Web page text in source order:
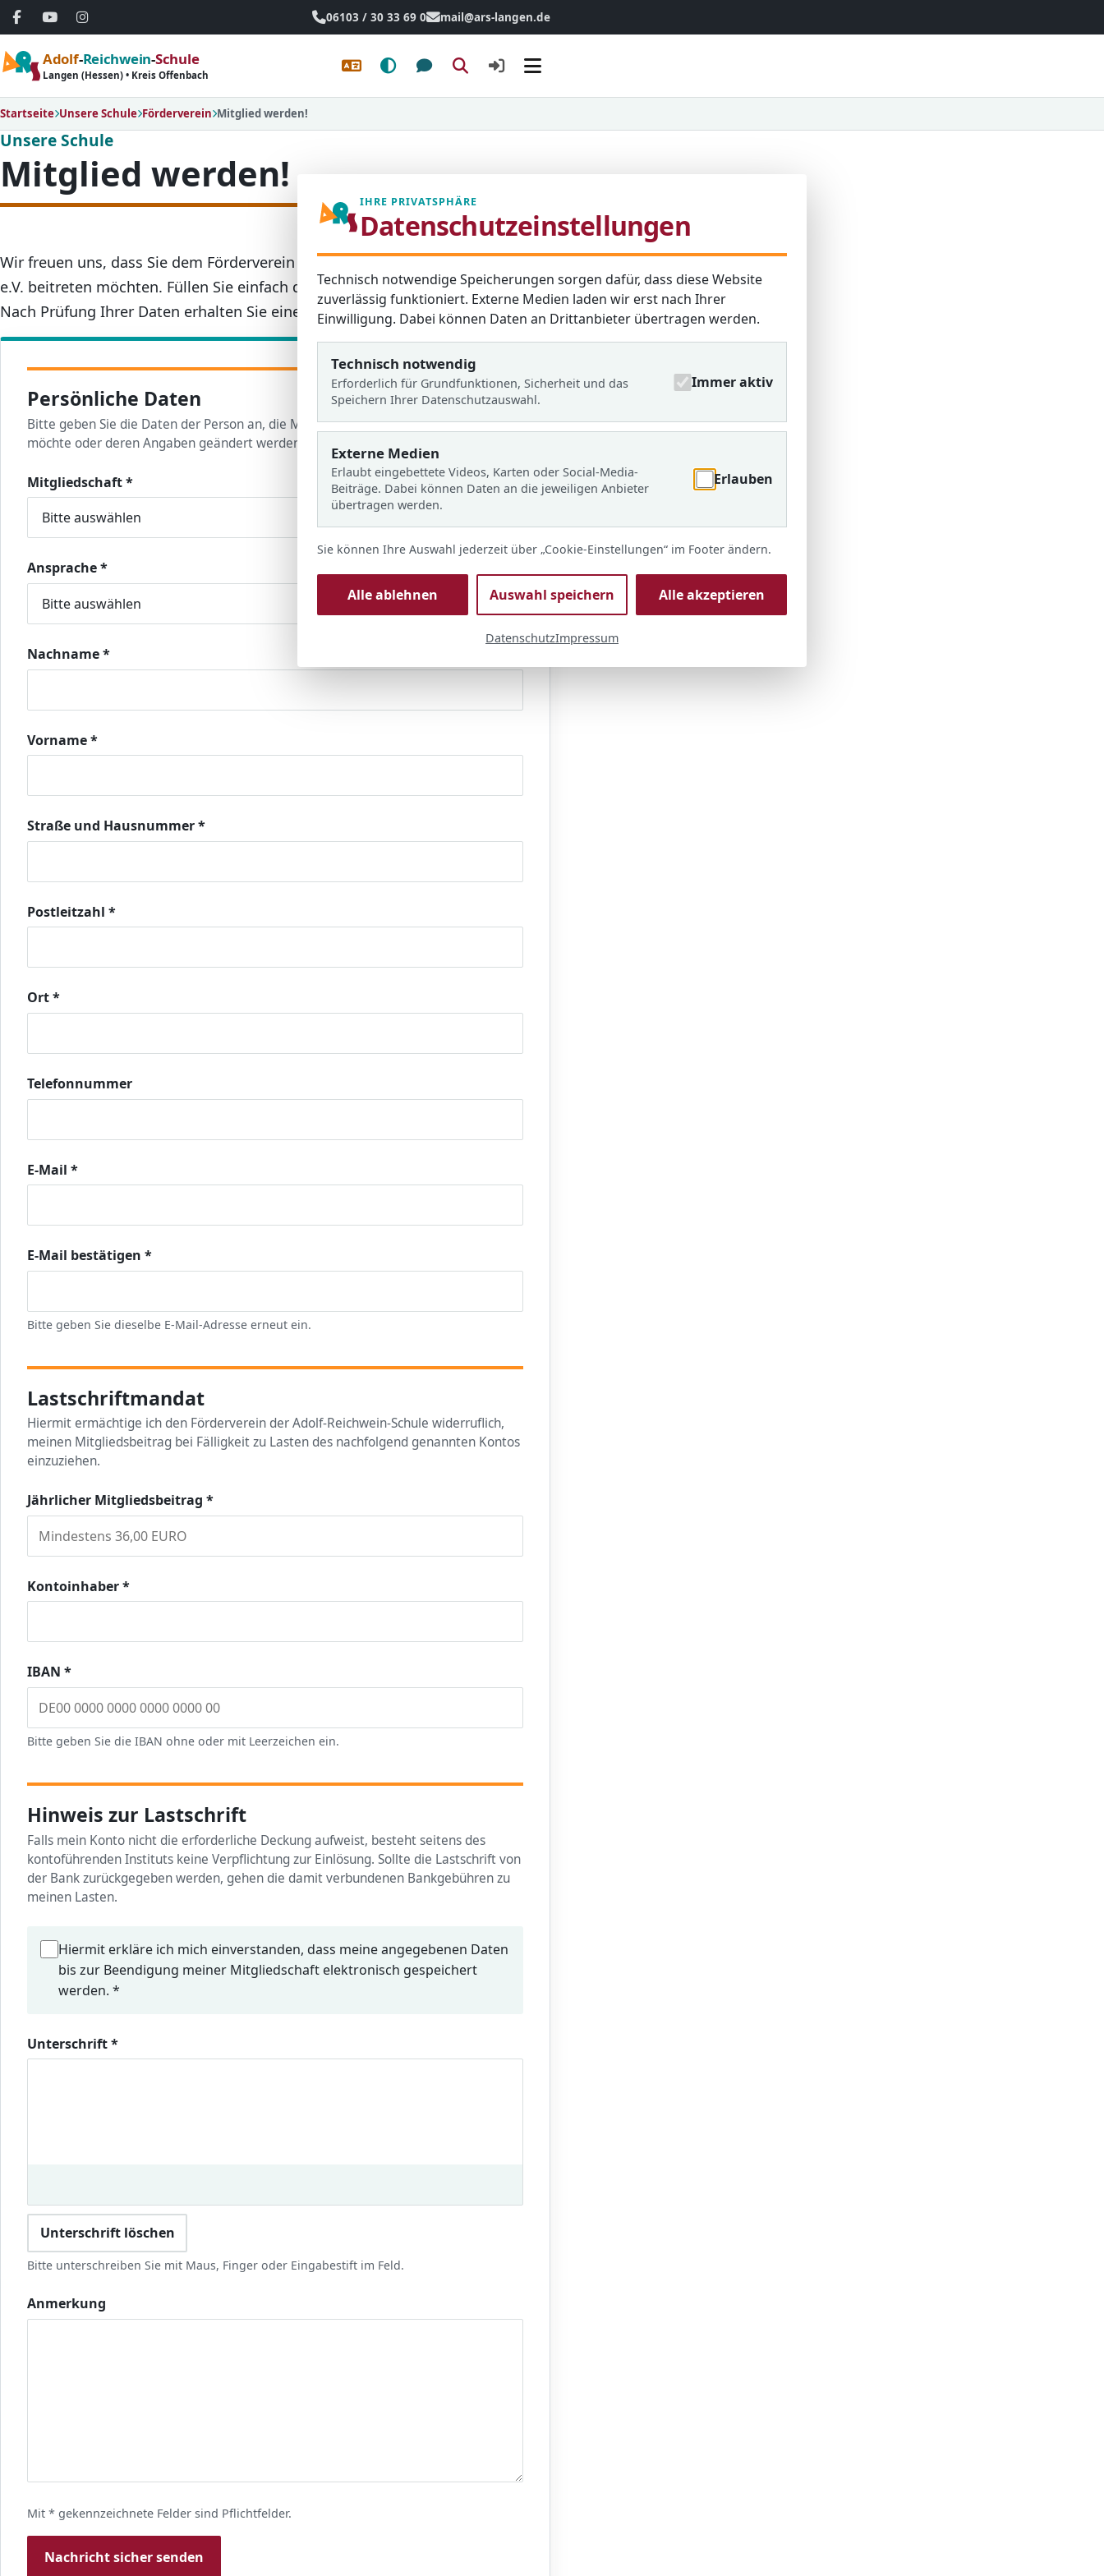
06103 / 30 33 69 0 mail@ars-langen.de
Adolf-Reichwein-Schule
Langen (Hessen) • Kreis Offenbach
Menü
Startseite Unsere Schule Förderverein Mitglied werden!
Unsere Schule
Mitglied werden!
Wir freuen uns, dass Sie dem Förderverein der Adolf-Reichwein-Schule Langen
e.V. beitreten möchten. Füllen Sie einfach das nachstehende Formular aus.
Nach Prüfung Ihrer Daten erhalten Sie eine Beitrittsbestätigung per E-Mail.
Persönliche Daten
Bitte geben Sie die Daten der Person an, die Mitglied im Förderverein werden
möchte oder deren Angaben geändert werden sollen.
Mitgliedschaft*
Ansprache*
Nachname*
Vorname*
Straße und Hausnummer*
Postleitzahl *
Ort*
Telefonnummer
E-Mail *
E-Mail bestätigen *
Bitte geben Sie dieselbe E-Mail-Adresse erneut ein.
Lastschriftmandat
Hiermit ermächtige ich den Förderverein der Adolf-Reichwein-Schule widerruflich,
meinen Mitgliedsbeitrag bei Fälligkeit zu Lasten des nachfolgend genannten Kontos
einzuziehen.
Jährlicher Mitgliedsbeitrag *
Kontoinhaber*
IBAN *
Bitte geben Sie die IBAN ohne oder mit Leerzeichen ein.
Hinweis zur Lastschrift
Falls mein Konto nicht die erforderliche Deckung aufweist, besteht seitens des
kontoführenden Instituts keine Verpflichtung zur Einlösung. Sollte die Lastschrift von
der Bank zurückgegeben werden, gehen die damit verbundenen Bankgebühren zu
meinen Lasten.
Hiermit erkläre ich mich einverstanden, dass meine angegebenen Daten
bis zur Beendigung meiner Mitgliedschaft elektronisch gespeichert
werden. *
Unterschrift*
Unterschrift löschen
Bitte unterschreiben Sie mit Maus, Finger oder Eingabestift im Feld.
Anmerkung
Mit * gekennzeichnete Felder sind Pflichtfelder.
Nachricht sicher senden
IHRE PRIVATSPHÄRE
Datenschutzeinstellungen
Technisch notwendige Speicherungen sorgen dafür, dass diese Website
zuverlässig funktioniert. Externe Medien laden wir erst nach Ihrer
Einwilligung. Dabei können Daten an Drittanbieter übertragen werden.
Technisch notwendig
Erforderlich für Grundfunktionen, Sicherheit und das
Speichern Ihrer Datenschutzauswahl.
Immer aktiv
Externe Medien
Erlaubt eingebettete Videos, Karten oder Social-Media-
Beiträge. Dabei können Daten an die jeweiligen Anbieter
übertragen werden.
Erlauben
Sie können Ihre Auswahl jederzeit über „Cookie-Einstellungen“ im Footer ändern.
Alle ablehnen Auswahl speichern Alle akzeptieren
DatenschutzImpressum